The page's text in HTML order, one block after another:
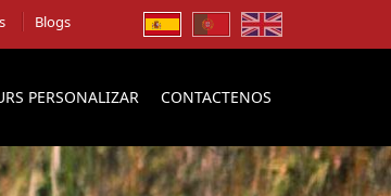
Blogs
PERSONALIZAR CONTACTENOS